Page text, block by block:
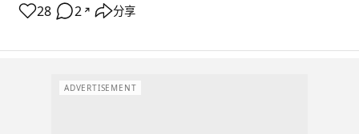
28 2 ↗ 分享
ADVERTISEMENT